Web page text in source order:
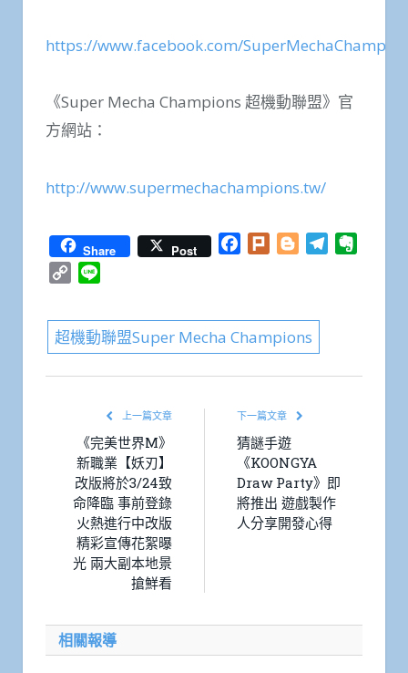
https://www.facebook.com/
《Super Mecha Champions 超機動聯盟》官
方網站：
http://www.supermechachampions.tw/
Share Post Facebook
Plurk BloggerTelegram
Copy
超機動聯盟Super Mecha Champions
上一篇文章
《完美世界M》
新職業【妖刃】
改版將於3/24致
命降臨 事前登錄
火熱進行中改版
精彩宣傳花絮曝
光 兩大副本地景
搶鮮看
下一篇文章
猜謎手遊
《KOONGYA
Draw Party》即
將推出 遊戲製作
人分享開發心得
相關報導